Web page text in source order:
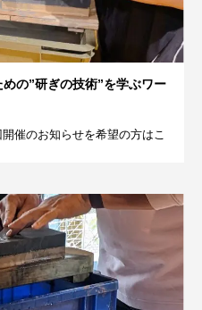
めの”研ぎの技術”を学ぶワー
催のお知らせを希望の方はこ